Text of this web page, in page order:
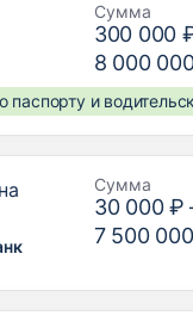
Сумма
300 000
8 000
паспорту и
Сумма
30 000 ₽
7 500